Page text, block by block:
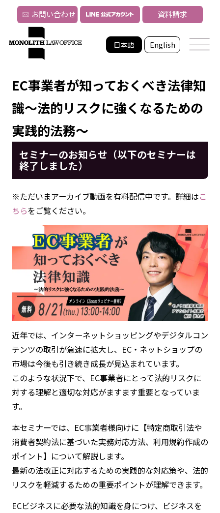
日本語 English
お問い合わせ 資料請求
EC事業者が知っておくべき法律知
識～法的リスクに強くなるための
実践的法務～
セミナーのお知らせ（以下のセミナーは
終了しました）
※ただいまアーカイブ動画を有料配信中です。詳細はこ
ちらをご覧ください。
近年では、インターネットショッピングやデジタルコン
テンツの取引が急速に拡大し、EC・ネットショップの
市場は今後も引き続き成長が見込まれています。
このような状況下で、EC事業者にとって法的リスクに
対する理解と適切な対応がますます重要となっていま
す。
本セミナーでは、EC事業者様向けに【特定商取引法や
消費者契約法に基づいた実務対応方法、利用規約作成の
ポイント】について解説します。
最新の法改正に対応するための実践的な対応策や、法的
リスクを軽減するための重要ポイントが理解できます。
ECビジネスに必要な法的知識を身につけ、ビジネスを